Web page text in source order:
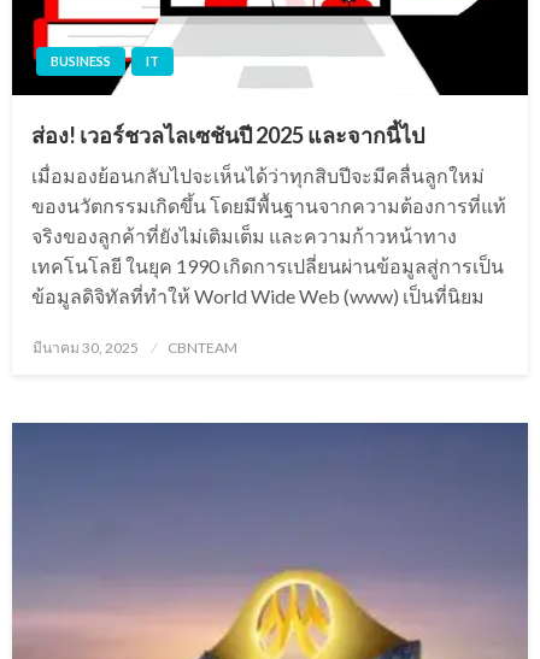
BUSINESS IT
ส่อง! เวอร์ชวลไลเซชันปี 2025 และจากนี้ไป
เมื่อมองย้อนกลับไปจะเห็นได้ว่าทุกสิบปีจะมีคลื่นลูกใหม่
ของนวัตกรรมเกิดขึ้น โดยมีพื้นฐานจากความต้องการที่แท้
จริงของลูกค้าที่ยังไม่เติมเต็ม และความก้าวหน้าทาง
เทคโนโลยี ในยุค 1990 เกิดการเปลี่ยนผ่านข้อมูลสู่การเป็น
ข้อมูลดิจิทัลที่ทำให้ World Wide Web (www) เป็นที่นิยม
Posted
มีนาคม 30, 2025 CBNTEAM